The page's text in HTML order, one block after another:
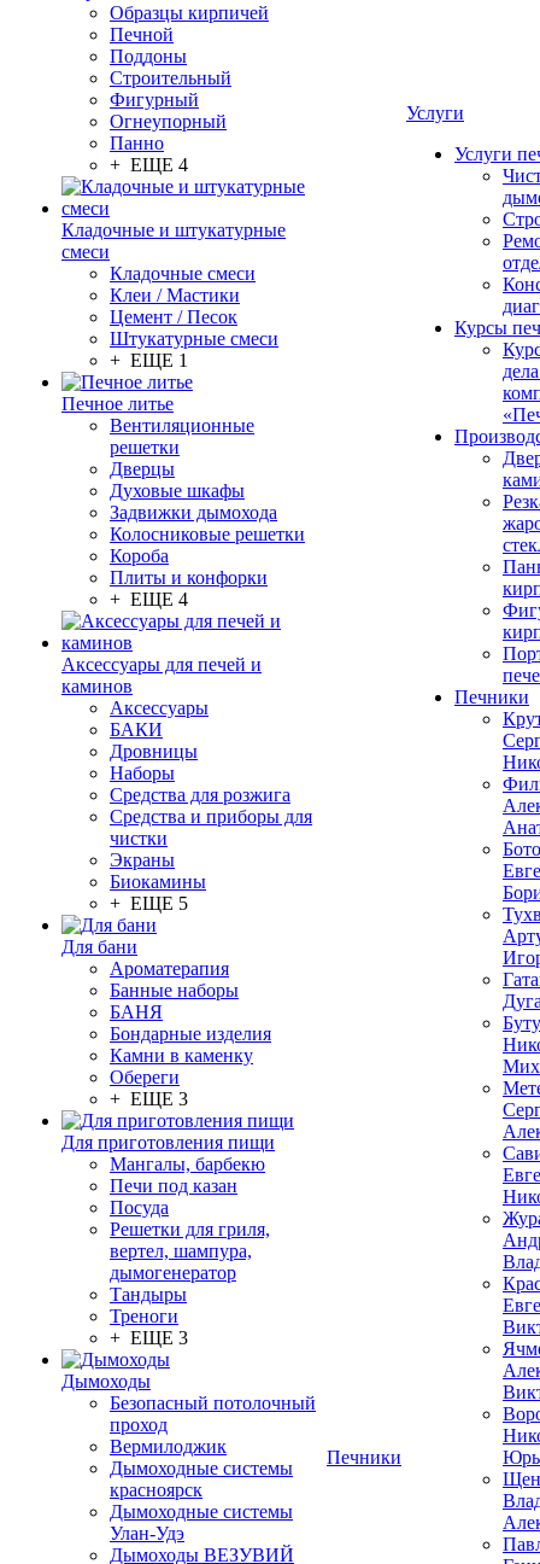
Образцы кирпичей
Печной
Поддоны
Строительный
Фигурный
Огнеупорный
Панно
+ ЕЩЕ 4
Кладочные и штукатурные
смеси
Кладочные смеси
Клеи / Мастики
Цемент / Песок
Штукатурные смеси
+ ЕЩЕ 1
Печное литье
Вентиляционные
решетки
Дверцы
Духовые шкафы
Задвижки дымохода
Колосниковые решетки
Короба
Плиты и конфорки
+ ЕЩЕ 4
Аксессуары для печей и
каминов
Аксессуары
БАКИ
Дровницы
Наборы
Средства для розжига
Средства и приборы для
чистки
Экраны
Биокамины
+ ЕЩЕ 5
Для бани
Ароматерапия
Банные наборы
БАНЯ
Бондарные изделия
Камни в каменку
Обереги
+ ЕЩЕ 3
Для приготовления пищи
Мангалы, барбекю
Печи под казан
Посуда
Решетки для гриля,
вертел, шампура,
дымогенератор
Тандыры
Треноги
+ ЕЩЕ 3
Дымоходы
Безопасный потолочный
проход
Вермилоджик
Дымоходные системы
красноярск
Дымоходные системы
Улан-Удэ
Дымоходы ВЕЗУВИЙ
Печники
Услуги
Услуги
Курсы
Печники